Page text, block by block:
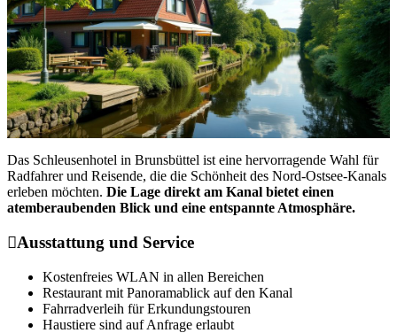
Das Schleusenhotel in Brunsbüttel ist eine hervorragende Wahl für
Radfahrer und Reisende, die die Schönheit des Nord-Ostsee-Kanals
erleben möchten. Die Lage direkt am Kanal bietet einen
atemberaubenden Blick und eine entspannte Atmosphäre.
Ausstattung und Service
Kostenfreies WLAN in allen Bereichen
Restaurant mit Panoramablick auf den Kanal
Fahrradverleih für Erkundungstouren
Haustiere sind auf Anfrage erlaubt